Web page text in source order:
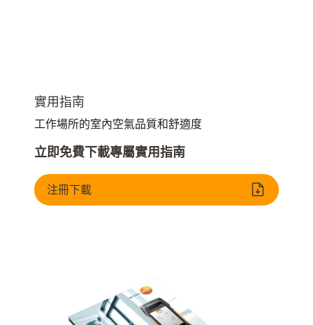
實用指南
工作場所的室內空氣品質和舒適度
立即免費下載專屬實用指南
注冊下載